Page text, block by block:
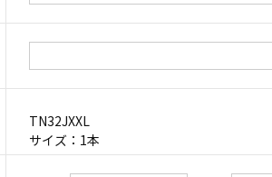
TN32JXXL
サイズ：1本